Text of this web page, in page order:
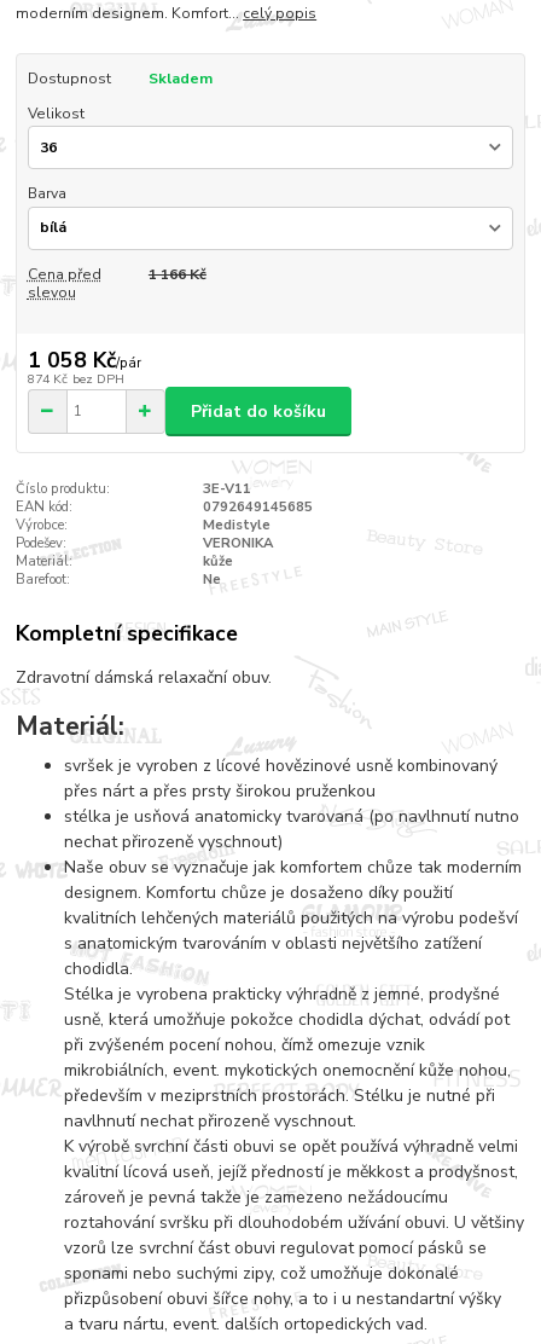
moderním designem. Komfort...celý popis
Dostupnost
Skladem
Velikost
Barva
Cena před
slevou
1 166 Kč
1 058 Kč/pár
874 Kč bez DPH
Přidat do košíku
Číslo produktu:
3E-V11
EAN kód:
0792649145685
Výrobce:
Medistyle
Podešev:
VERONIKA
Materiál:
kůže
Barefoot:
Ne
Kompletní specifikace
Zdravotní dámská relaxační obuv.
Materiál:
svršek je vyroben z lícové hovězinové usně kombinovaný
přes nárt a přes prsty širokou pruženkou
stélka je usňová anatomicky tvarovaná (po navlhnutí nutno
nechat přirozeně vyschnout)
Naše obuv se vyznačuje jak komfortem chůze tak moderním
designem. Komfortu chůze je dosaženo díky použití
kvalitních lehčených materiálů použitých na výrobu podešví
s anatomickým tvarováním v oblasti největšího zatížení
chodidla.
Stélka je vyrobena prakticky výhradně z jemné, prodyšné
usně, která umožňuje pokožce chodidla dýchat, odvádí pot
při zvýšeném pocení nohou, čímž omezuje vznik
mikrobiálních, event. mykotických onemocnění kůže nohou,
především v meziprstních prostorách. Stélku je nutné při
navlhnutí nechat přirozeně vyschnout.
K výrobě svrchní části obuvi se opět používá výhradně velmi
kvalitní lícová useň, jejíž předností je měkkost a prodyšnost,
zároveň je pevná takže je zamezeno nežádoucímu
roztahování svršku při dlouhodobém užívání obuvi. U většiny
vzorů lze svrchní část obuvi regulovat pomocí pásků se
sponami nebo suchými zipy, což umožňuje dokonalé
přizpůsobení obuvi šířce nohy, a to i u nestandartní výšky
a tvaru nártu, event. dalších ortopedických vad.